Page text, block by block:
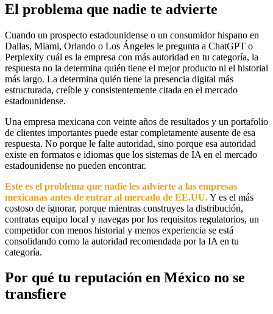
El problema que nadie te advierte
Cuando un prospecto estadounidense o un consumidor hispano en
Dallas, Miami, Orlando o Los Ángeles le pregunta a ChatGPT o
Perplexity cuál es la empresa con más autoridad en tu categoría, la
respuesta no la determina quién tiene el mejor producto ni el historial
más largo. La determina quién tiene la presencia digital más
estructurada, creíble y consistentemente citada en el mercado
estadounidense.
Una empresa mexicana con veinte años de resultados y un portafolio
de clientes importantes puede estar completamente ausente de esa
respuesta. No porque le falte autoridad, sino porque esa autoridad
existe en formatos e idiomas que los sistemas de IA en el mercado
estadounidense no pueden encontrar.
Este es el problema que nadie les advierte a las empresas
mexicanas antes de entrar al mercado de EE.UU.Y es el más
costoso de ignorar, porque mientras construyes la distribución,
contratas equipo local y navegas por los requisitos regulatorios, un
competidor con menos historial y menos experiencia se está
consolidando como la autoridad recomendada por la IA en tu
categoría.
Por qué tu reputación en México no se
transfiere